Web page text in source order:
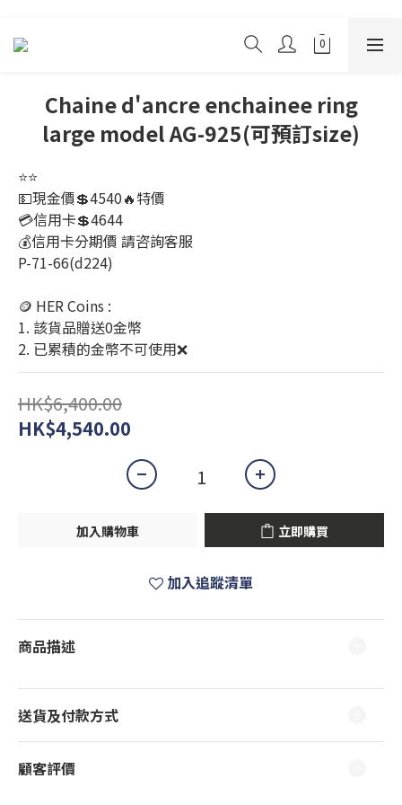
Chaine d'ancre enchainee ring
large model AG-925(可預訂size)
⭐️⭐️
💵現金價💲4540🔥特價
💳信用卡💲4644
💰信用卡分期價 請咨詢客服
P-71-66(d224)
🪙 HER Coins :
1. 該貨品贈送0金幣
2. 已累積的金幣不可使用❌
HK$6,400.00
HK$4,540.00
加入購物車 立即購買
加入追蹤清單
商品描述
送貨及付款方式
顧客評價